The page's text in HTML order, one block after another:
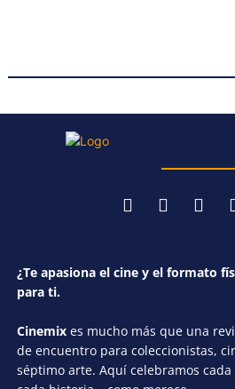
¿Te apasiona el cine y el formato
para ti.
Cinemix es mucho más que una
de encuentro para coleccionistas,
séptimo arte. Aquí celebramos